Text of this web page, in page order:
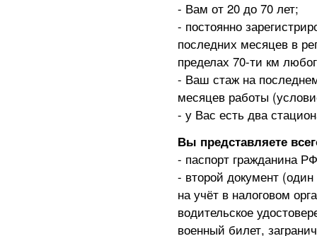
- Вам от 20 до 70 лет;
- постоянно
последних месяцев в
пределах 70-ти км
- Ваш стаж на
месяцев работы
- у Вас есть два
Вы представляете
- паспорт гражданина
- второй документ (один
на учёт в налоговом
водительское
военный билет,